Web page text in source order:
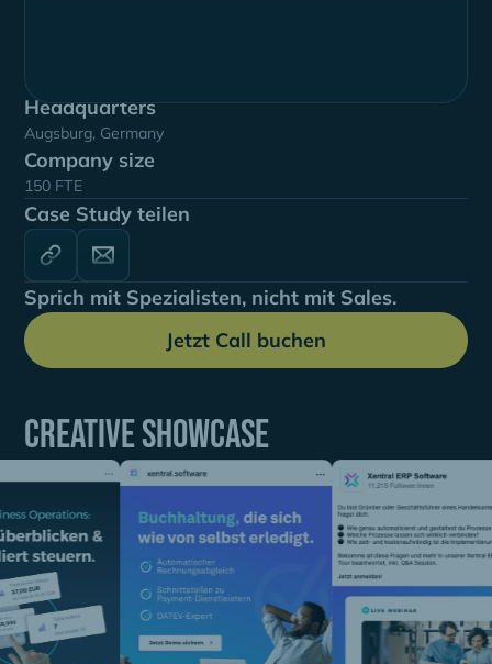
Enterprise Resource Planning
Headquarters
Augsburg, Germany
Company size
150 FTE
Case Study teilen
Sprich mit Spezialisten, nicht mit Sales.
Jetzt Call buchen
Creative showcase